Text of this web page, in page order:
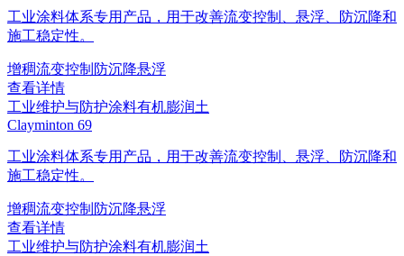
工业涂料体系专用产品，用于改善流变控制、悬浮、防沉降和
施工稳定性。
增稠流变控制 防沉降悬浮
查看详情
工业维护与防护涂料有机膨润土
Clayminton 69
工业涂料体系专用产品，用于改善流变控制、悬浮、防沉降和
施工稳定性。
增稠流变控制 防沉降悬浮
查看详情
工业维护与防护涂料有机膨润土